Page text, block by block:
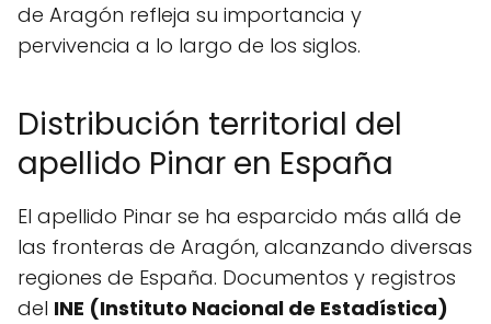
de Aragón refleja su importancia y
pervivencia a lo largo de los siglos.
Distribución territorial del
apellido Pinar en España
El apellido Pinar se ha esparcido más allá de
las fronteras de Aragón, alcanzando diversas
regiones de España. Documentos y registros
del INE (Instituto Nacional de Estadística)